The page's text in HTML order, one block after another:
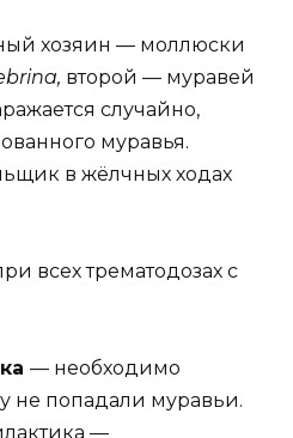
хозяин — моллюски
второй — муравей
случайно,
муравья.
в жёлчных ходах
всех трематодозах с
— необходимо
не попадали муравьи.
—